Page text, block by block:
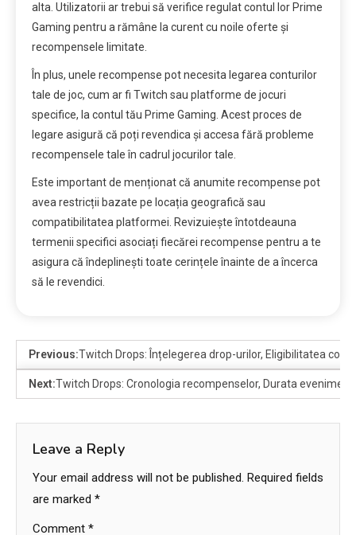
alta. Utilizatorii ar trebui să verifice regulat contul lor Prime
Gaming pentru a rămâne la curent cu noile oferte și
recompensele limitate.
În plus, unele recompense pot necesita legarea conturilor
tale de joc, cum ar fi Twitch sau platforme de jocuri
specifice, la contul tău Prime Gaming. Acest proces de
legare asigură că poți revendica și accesa fără probleme
recompensele tale în cadrul jocurilor tale.
Este important de menționat că anumite recompense pot
avea restricții bazate pe locația geografică sau
compatibilitatea platformei. Revizuiește întotdeauna
termenii specifici asociați fiecărei recompense pentru a te
asigura că îndeplinești toate cerințele înainte de a încerca
să le revendici.
Previous:Twitch Drops: Înțelegerea drop-urilor, Eligibilitatea
Next:Twitch Drops: Cronologia recompenselor, Durata
Leave a Reply
Your email address will not be published. Required fields
are marked *
Comment *